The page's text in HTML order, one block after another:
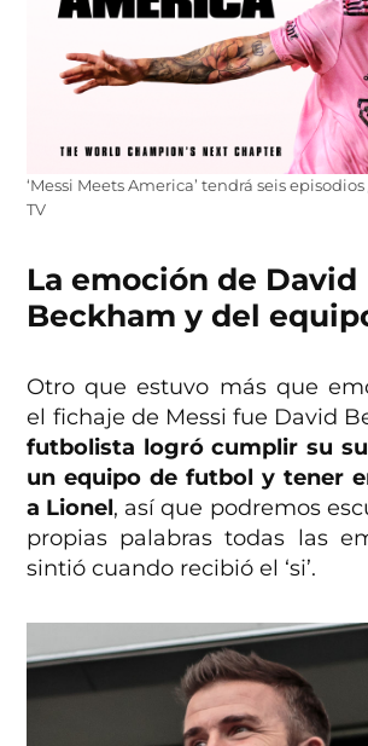
‘Messi Meets America’ tendrá seis
TV
La emoción de David
Beckham y del
Otro que estuvo más que
el fichaje de Messi fue David
futbolista logró cumplir su
un equipo de futbol y tener
a Lionel, así que podremos
propias palabras todas las
sintió cuando recibió el ‘si’.